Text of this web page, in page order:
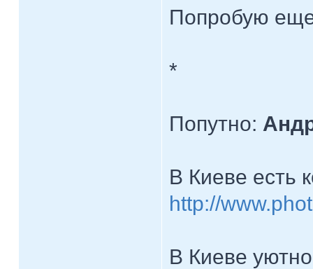
Попробую
*
Попутно:
В Киеве есть
http://
В Киеве